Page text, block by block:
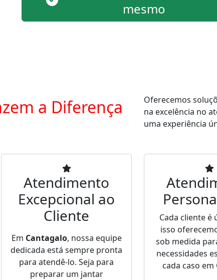
mesmo
a Diferença
Oferecemos
na excelência no
uma experiência
Atendimento
Excepcional ao
Cliente
Em Cantagalo, nossa equipe
dedicada está sempre pronta
para atendê-lo. Seja para
preparar um jantar
Cada cliente é
isso
sob medida
necessidades
cada caso em